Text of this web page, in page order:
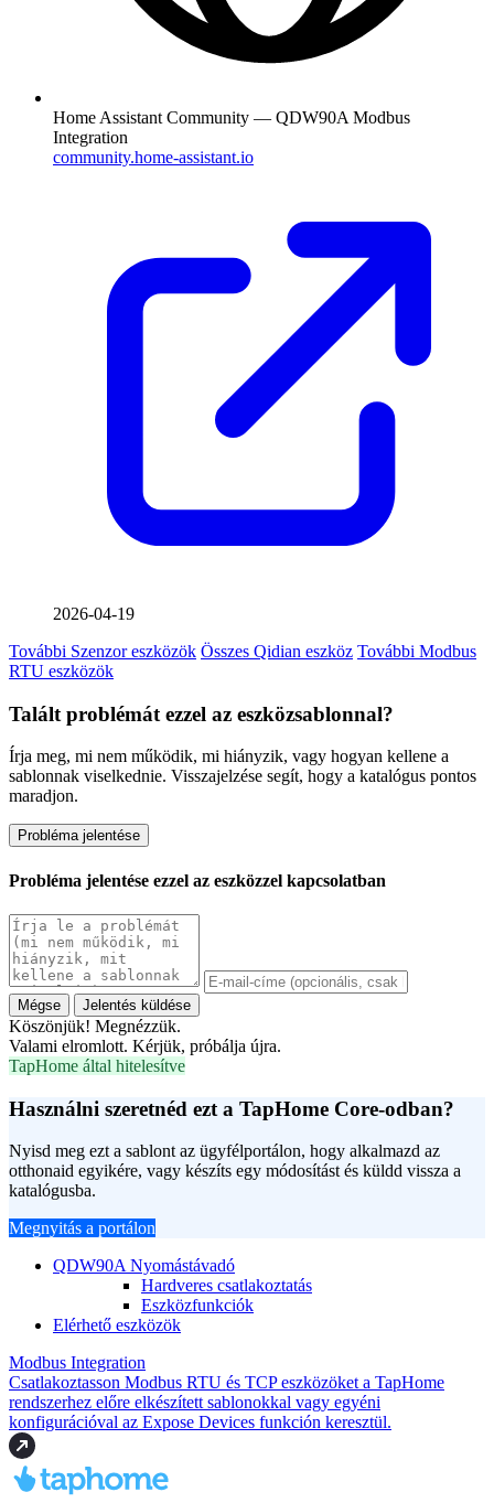
Home Assistant Community — QDW90A Modbus
Integration
community.home-assistant.io
2026-04-19
További Szenzor eszközök Összes Qidian eszköz További Modbus
RTU eszközök
Talált problémát ezzel az eszközsablonnal?
Írja meg, mi nem működik, mi hiányzik, vagy hogyan kellene a
sablonnak viselkednie. Visszajelzése segít, hogy a katalógus pontos
maradjon.
Probléma jelentése
Probléma jelentése ezzel az eszközzel kapcsolatban
Mégse Jelentés küldése
Köszönjük! Megnézzük.
Valami elromlott. Kérjük, próbálja újra.
TapHome által hitelesítve
Használni szeretnéd ezt a TapHome Core-odban?
Nyisd meg ezt a sablont az ügyfélportálon, hogy alkalmazd az
otthonaid egyikére, vagy készíts egy módosítást és küldd vissza a
katalógusba.
Megnyitás a portálon
QDW90A Nyomástávadó
Hardveres csatlakoztatás
Eszközfunkciók
Elérhető eszközök
Modbus Integration
Csatlakoztasson Modbus RTU és TCP eszközöket a TapHome
rendszerhez előre elkészített sablonokkal vagy egyéni
konfigurációval az Expose Devices funkción keresztül.